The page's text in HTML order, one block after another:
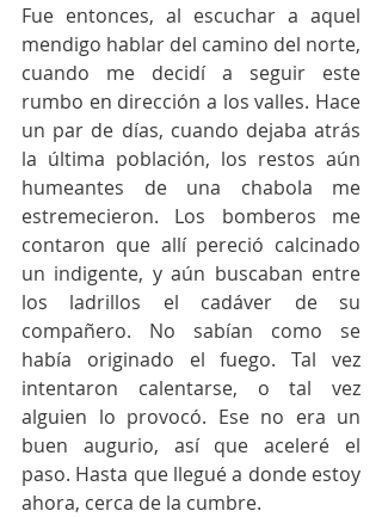
Fue entonces, al escuchar a aquel
mendigo hablar del camino del norte,
cuando me decidí a seguir este
rumbo en dirección a los valles. Hace
un par de días, cuando dejaba atrás
la última población, los restos aún
humeantes de una chabola me
estremecieron. Los bomberos me
contaron que allí pereció calcinado
un indigente, y aún buscaban entre
los ladrillos el cadáver de su
compañero. No sabían como se
había originado el fuego. Tal vez
intentaron calentarse, o tal vez
alguien lo provocó. Ese no era un
buen augurio, así que aceleré el
paso. Hasta que llegué a donde estoy
ahora, cerca de la cumbre.